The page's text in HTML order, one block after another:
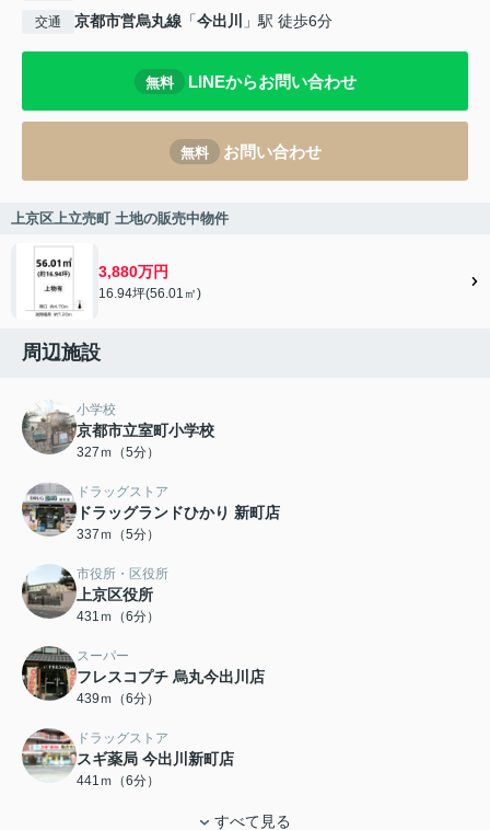
交通 京都市営烏丸線 「今出川 」駅 徒歩6分
無料 LINEからお問い合わせ
無料 お問い合わせ
上京区上立売町 土地の販売中物件
3,880万円
16.94坪(56.01㎡)
周辺施設
小学校
京都市立室町小学校
327ｍ（5分）
ドラッグストア
ドラッグランドひかり 新町店
337ｍ（5分）
市役所・区役所
上京区役所
431ｍ（6分）
スーパー
フレスコプチ 烏丸今出川店
439ｍ（6分）
ドラッグストア
スギ薬局 今出川新町店
441ｍ（6分）
すべて見る